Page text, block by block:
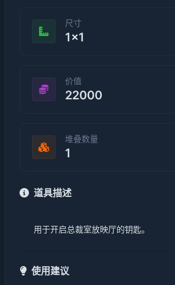
尺寸
1×1
价值
22000
堆叠数量
1
道具描述
用于开启总裁室放映厅的钥匙。
使用建议